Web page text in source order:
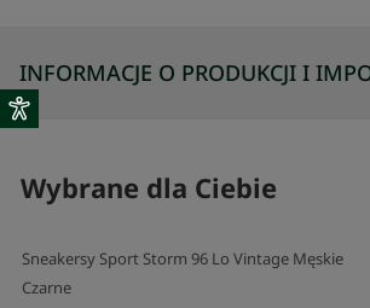
INFORMACJE O PRODUKCJI I
Wybrane dla Ciebie
Sneakersy Sport Storm 96 Lo Vintage Męskie
Czarne